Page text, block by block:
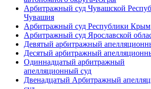
Арбитражный суд Чувашской
Чувашия
Арбитражный суд Республики Крым
Арбитражный суд Ярославской
Девятый арбитражный
Десятый арбитражный
Одиннадцатый арбитражный
апелляционный суд
Двенадцатый Арбитражный